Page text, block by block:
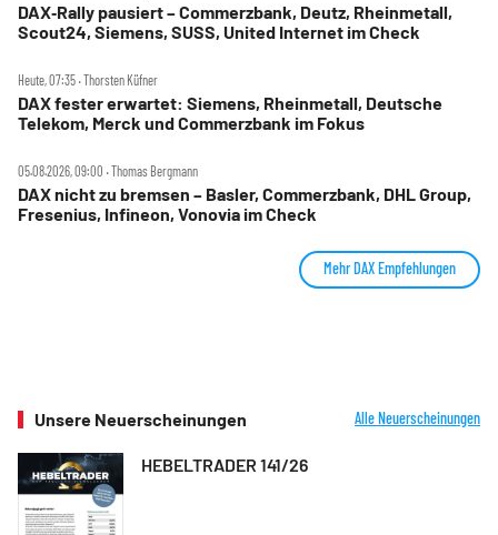
DAX‑Rally pausiert – Commerzbank, Deutz, Rheinmetall,
Scout24, Siemens, SUSS, United Internet im Check
Heute, 07:35 ‧ Thorsten Küfner
DAX fester erwartet: Siemens, Rheinmetall, Deutsche
Telekom, Merck und Commerzbank im Fokus
05.08.2026, 09:00 ‧ Thomas Bergmann
DAX nicht zu bremsen – Basler, Commerzbank, DHL Group,
Fresenius, Infineon, Vonovia im Check
Mehr DAX Empfehlungen
Unsere Neuerscheinungen Alle Neuerscheinungen
HEBELTRADER 141/26